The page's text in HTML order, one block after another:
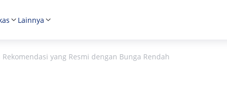
Lainnya
yang Resmi dengan Bunga Rendah